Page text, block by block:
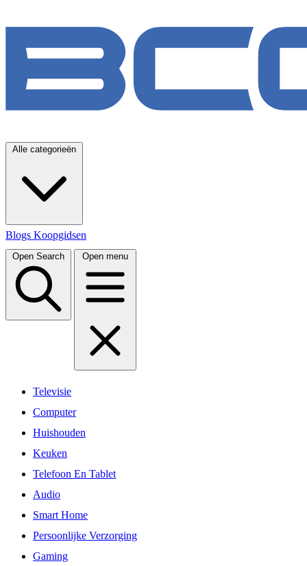
Alle categorieën
Blogs Koopgidsen
Open Search Open menu
Televisie
Computer
Huishouden
Keuken
Telefoon En Tablet
Audio
Smart Home
Persoonlijke Verzorging
Gaming